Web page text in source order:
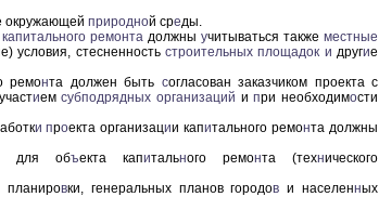
окружающей природной среды.
капитального ремонта должны учитываться также местные
условия, стесненность строительных площадок и другие
ремонта должен быть согласован заказчиком проекта с
иемсубподрядных организаций ипри необходимости
и проекта организации капитального ремонта должны
для объекта капитального ремонта (технического
планировки, генеральных планов городов и населенных